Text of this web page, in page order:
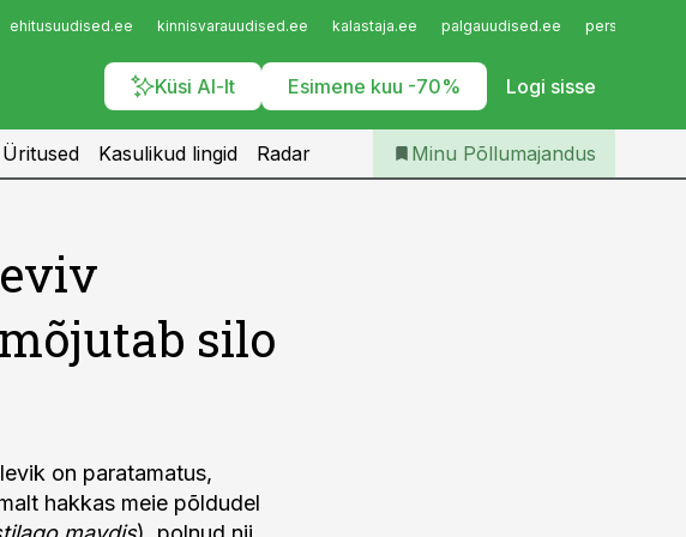
ehitusuudised.ee kinnisvarauudised.ee kalastaja.ee palgauudised.ee
Küsi AI-lt Esimene kuu -70% Logi sisse
Iseteenindus
Telli Põllumajandus
Üritused Kasulikud lingid Radar Minu Põllumajandus
silo
on paratamatus,
hakkas meie põldudel